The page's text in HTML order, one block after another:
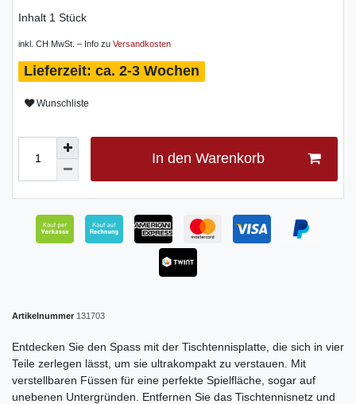
Inhalt 1 Stück
inkl. CH MwSt. – Info zu Versandkosten
ca. 2-3 Wochen
Wunschliste
In den Warenkorb
Artikelnummer 131703
Entdecken Sie den Spass mit der Tischtennisplatte, die sich in vier
Teile zerlegen lässt, um sie ultrakompakt zu verstauen. Mit
verstellbaren Füssen für eine perfekte Spielfläche, sogar auf
unebenen Untergründen. Entfernen Sie das Tischtennisnetz und